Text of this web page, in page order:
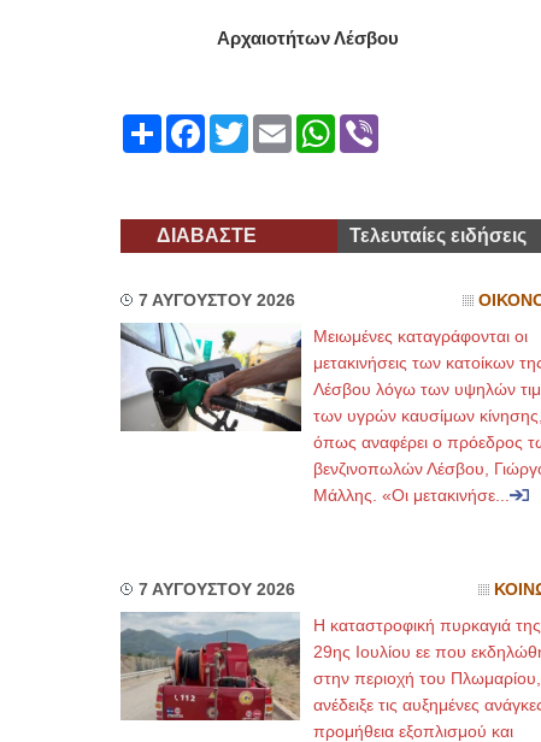
Αρχαιοτήτων
ShareFacebook
TwitterEmailWhatsApp
Viber
ΔΙΑΒΑΣΤΕ Τελευταίες ειδήσεις
7 ΑΥΓΟΥΣΤΟΥ 2026
Μειωμένες καταγράφονται οι
μετακινήσεις των κατοίκων
Λέσβου λόγω των υψηλών
των υγρών καυσίμων κίνησης,
όπως αναφέρει ο πρόεδρος
βενζινοπωλών Λέσβου,
Μάλλης. «Οι μετακινήσε...
7 ΑΥΓΟΥΣΤΟΥ 2026
Η καταστροφική πυρκαγιά της
29ης Ιουλίου εε που
στην περιοχή του Πλωμαρίου,
ανέδειξε τις αυξημένες
προμήθεια εξοπλισμού και